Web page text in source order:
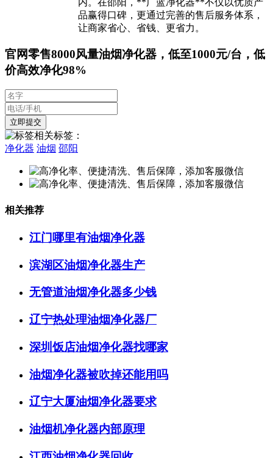
内。在邵阳，**广蓝净化器**不仅以优质产
品赢得口碑，更通过完善的售后服务体系，
让商家省心、省钱、更省力。
官网零售8000风量油烟净化器，低至1000元/台，低
价高效净化98%
相关标签：
净化器 油烟 邵阳
相关推荐
江门哪里有油烟净化器
滨湖区油烟净化器生产
无管道油烟净化器多少钱
辽宁热处理油烟净化器厂
深圳饭店油烟净化器找哪家
油烟净化器被吹掉还能用吗
辽宁大厦油烟净化器要求
油烟机净化器内部原理